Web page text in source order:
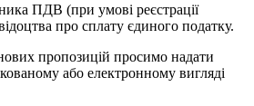
ПДВ (при умові реєстрації
про сплату єдиного податку.
пропозицій просимо надати
або електронному вигляді